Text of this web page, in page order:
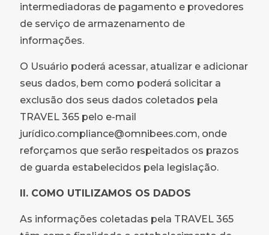
intermediadoras de pagamento e provedores
de serviço de armazenamento de
informações.
O Usuário poderá acessar, atualizar e adicionar
seus dados, bem como poderá solicitar a
exclusão dos seus dados coletados pela
TRAVEL 365 pelo e-mail
jurídico.compliance@omnibees.com, onde
reforçamos que serão respeitados os prazos
de guarda estabelecidos pela legislação.
II. COMO UTILIZAMOS OS DADOS
As informações coletadas pela TRAVEL 365